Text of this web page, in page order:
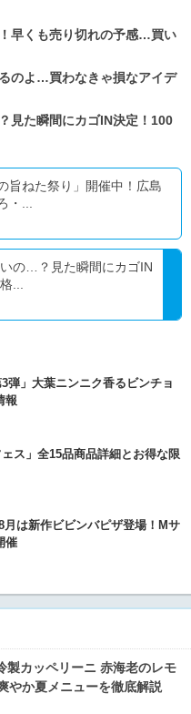
早くも売り切れの予感…買い
のよ…買わなきゃ損なアイデ
見た瞬間にカゴIN決定！100
旨ねた祭り」開催中！広島
・...
の…？見た瞬間にカゴIN
...
弾」大葉ニンニク香るビンチョ
報
ス」全15品商品詳細とお得な限
月は新作ビビンバピザ登場！Mサ
催
製カッペリーニ 赤海老のレモ
やか夏メニューを徹底解説